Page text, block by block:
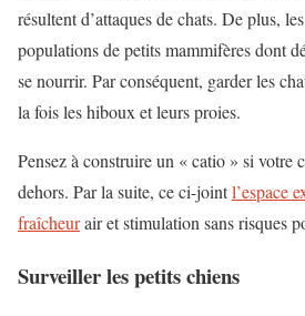
résultent d’attaques de chats. De plus,
populations de petits mammifères dont
se nourrir. Par conséquent, garder les
la fois les hiboux et leurs proies.
Pensez à construire un « catio » si votre
dehors. Par la suite, ce ci-jointl’espace
fraîcheurair et stimulation sans risques
Surveiller les petits chiens